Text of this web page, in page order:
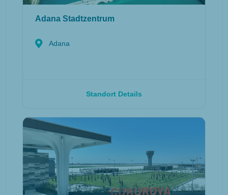
Adana Stadtzentrum
Adana
Standort Details